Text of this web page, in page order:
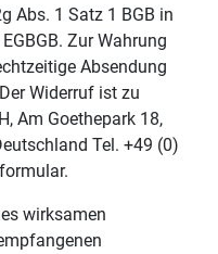
Abs. 1 Satz 1 BGB in
Zur Wahrung
Absendung
Widerruf ist zu
Am Goethepark 18,
Tel. +49 (0)
wirksamen